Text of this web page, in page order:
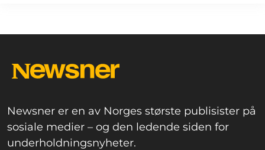
Newsner er en av Norges største publisister på
sosiale medier – og den ledende siden for
underholdningsnyheter.